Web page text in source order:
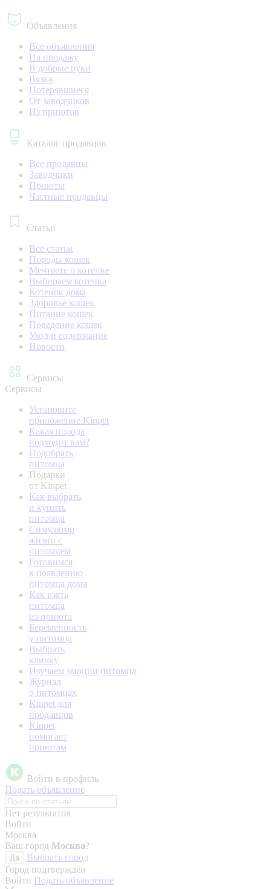
Объявления
Все объявления
На продажу
В добрые руки
Вязка
Потерявшиеся
От заводчиков
Из приютов
Каталог продавцов
Все продавцы
Заводчики
Приюты
Частные продавцы
Статьи
Все статьи
Породы кошек
Мечтаете о котенке
Выбираем котенка
Котенок дома
Здоровье кошек
Питание кошек
Поведение кошек
Уход и содержание
Новости
Сервисы
Сервисы
Установите
приложение Kinpet
Какая порода
подходит вам?
Подобрать
питомца
Подарки
от Kinpet
Как выбрать
и купить
питомца
Симулятор
жизни с
питомцем
Готовимся
к появлению
питомца дома
Как взять
питомца
из приюта
Беременность
у питомца
Выбрать
кличку
Изучаем эмоции питомца
Журнал
о питомцах
Kinpet для
продавцов
Kinpet
помогает
приютам
Войти в профиль
Подать объявление
Нет результатов
Войти
Москва
Ваш город Москва?
Да
Выбрать город
Город подтверждён
Войти Подать объявление